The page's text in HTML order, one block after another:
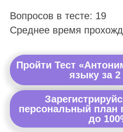
Вопросов в тесте: 19
Среднее время
Пройти Тест
языку за 2
персональный план
до